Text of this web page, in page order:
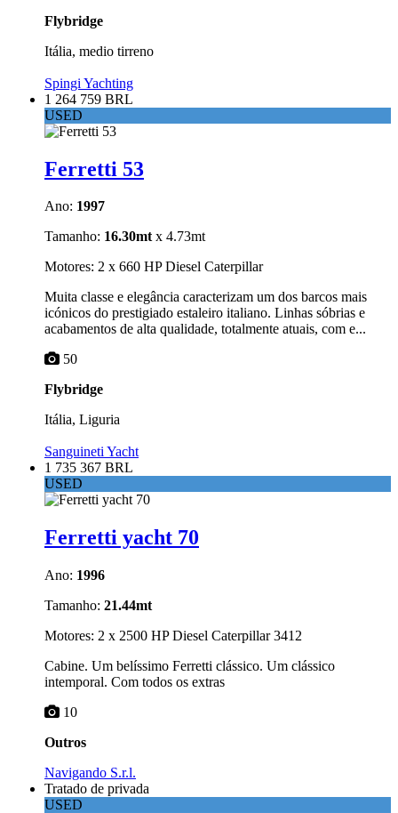
Flybridge
Itália, medio tirreno
Spingi Yachting
1 264 759 BRL
USED
Ferretti 53
Ano: 1997
Tamanho: 16.30mtx 4.73mt
Motores: 2 x 660 HP Diesel Caterpillar
Muita classe e elegância caracterizam um dos barcos mais
icónicos do prestigiado estaleiro italiano. Linhas sóbrias e
acabamentos de alta qualidade, totalmente atuais, com e...
50
Flybridge
Itália, Liguria
Sanguineti Yacht
1 735 367 BRL
USED
Ferretti yacht 70
Ano: 1996
Tamanho: 21.44mt
Motores: 2 x 2500 HP Diesel Caterpillar 3412
Cabine. Um belíssimo Ferretti clássico. Um clássico
intemporal. Com todos os extras
10
Outros
Navigando S.r.l.
Tratado de privada
USED